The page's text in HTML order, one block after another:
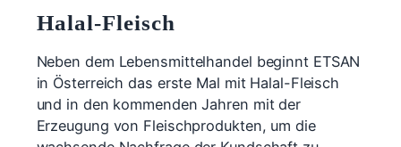
Halal-Fleisch
Neben dem Lebensmittelhandel beginnt ETSAN
in Österreich das erste Mal mit Halal-Fleisch
und in den kommenden Jahren mit der
Erzeugung von Fleischprodukten, um die